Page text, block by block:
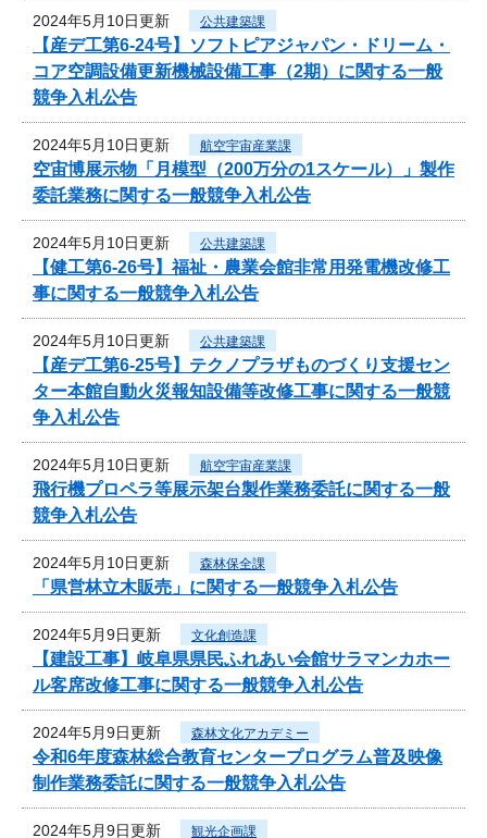
2024年5月10日更新 公共建築課
【産デ工第6-24号】ソフトピアジャパン・ドリーム・
コア空調設備更新機械設備工事（2期）に関する一般
競争入札公告
2024年5月10日更新 航空宇宙産業課
空宙博展示物「月模型（200万分の1スケール）」製作
委託業務に関する一般競争入札公告
2024年5月10日更新 公共建築課
【健工第6-26号】福祉・農業会館非常用発電機改修工
事に関する一般競争入札公告
2024年5月10日更新 公共建築課
【産デ工第6-25号】テクノプラザものづくり支援セン
ター本館自動火災報知設備等改修工事に関する一般競
争入札公告
2024年5月10日更新 航空宇宙産業課
飛行機プロペラ等展示架台製作業務委託に関する一般
競争入札公告
2024年5月10日更新 森林保全課
「県営林立木販売」に関する一般競争入札公告
2024年5月9日更新 文化創造課
【建設工事】岐阜県県民ふれあい会館サラマンカホー
ル客席改修工事に関する一般競争入札公告
2024年5月9日更新 森林文化アカデミー
令和6年度森林総合教育センタープログラム普及映像
制作業務委託に関する一般競争入札公告
2024年5月9日更新 観光企画課